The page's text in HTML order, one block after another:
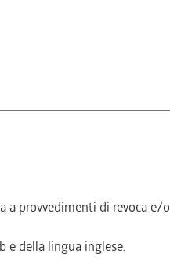
a provvedimenti di revoca e/o
e della lingua inglese.